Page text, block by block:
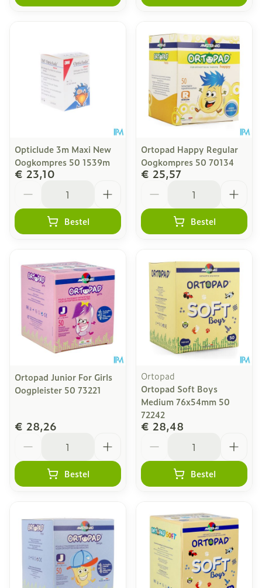
Opticlude 3m Maxi New
Oogkompres 50 1539m
€ 23,10
Bestel
Ortopad Happy Regular
Oogkompres 50 70134
€ 25,57
Bestel
Ortopad Junior For Girls
Oogpleister 50 73221
€ 28,26
Bestel
Ortopad
Ortopad Soft Boys
Medium 76x54mm 50
72242
€ 28,48
Bestel